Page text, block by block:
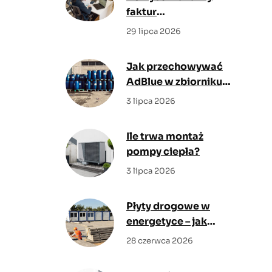
faktur
przedsiębiorstwa
możliwe
oszczędności
29 lipca 2026
Jak przechowywać
AdBlue w zbiorniku,
żeby nie straciło
3 lipca 2026
Ile trwa montaż
pompy ciepła?
3 lipca 2026
Płyty drogowe w
energetyce – jak
zabezpieczyć dojazd
28 czerwca 2026